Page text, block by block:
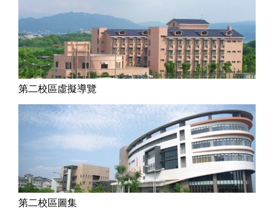
第二校區虛擬導覽
第二校區圖集